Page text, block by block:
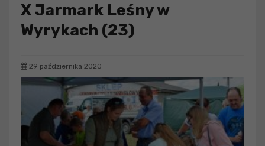
X Jarmark Leśny w
Wyrykach (23)
29 października 2020